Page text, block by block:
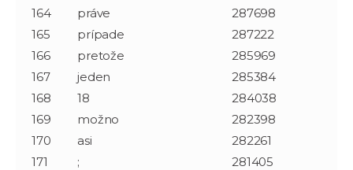
164
práve
287698
165
prípade
287222
166
pretože
285969
167
jeden
285384
168
18
284038
169
možno
282398
170
asi
282261
171
;
281405